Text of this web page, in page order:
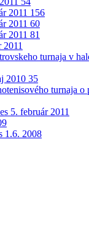
2011 156
2011 60
2011 81
2011
turnaja v
2010 35
turnaja
5. február 2011
1.6. 2008